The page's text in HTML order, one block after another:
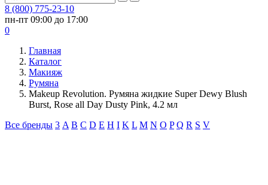
8 (800) 775-23-10
пн-пт 09:00 до 17:00
0
Главная
Каталог
Макияж
Румяна
Makeup Revolution. Румяна жидкие Super Dewy Blush
Burst, Rose all Day Dusty Pink, 4.2 мл
Все бренды 3 A B C D E H I K L M N O P Q R S V